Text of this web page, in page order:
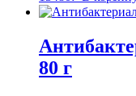
80 г